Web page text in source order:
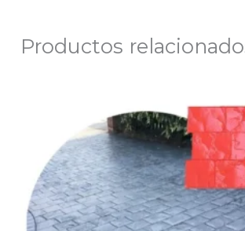
Productos
era:
$113.900.
actual
es:
$92.200.